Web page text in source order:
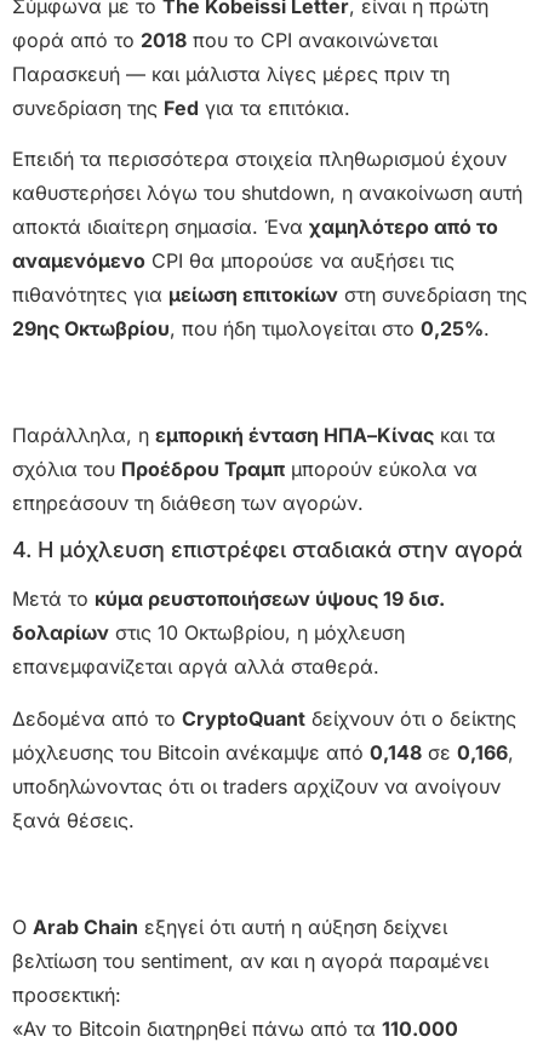
Σύμφωνα με το The Kobeissi Letter, είναι η πρώτη
φορά από το 2018 που το CPI ανακοινώνεται
Παρασκευή — και μάλιστα λίγες μέρες πριν τη
συνεδρίαση της Fed για τα επιτόκια.
Επειδή τα περισσότερα στοιχεία πληθωρισμού έχουν
καθυστερήσει λόγω του shutdown, η ανακοίνωση αυτή
αποκτά ιδιαίτερη σημασία. Ένα χαμηλότερο από το
αναμενόμενο CPI θα μπορούσε να αυξήσει τις
πιθανότητες για μείωση επιτοκίων στη συνεδρίαση της
29ης Οκτωβρίου, που ήδη τιμολογείται στο 0,25%.
Παράλληλα, η εμπορική ένταση ΗΠΑ–Κίνας και τα
σχόλια του Προέδρου Τραμπ μπορούν εύκολα να
επηρεάσουν τη διάθεση των αγορών.
4. Η μόχλευση επιστρέφει σταδιακά στην αγορά
Μετά το κύμα ρευστοποιήσεων ύψους 19 δισ.
δολαρίων στις 10 Οκτωβρίου, η μόχλευση
επανεμφανίζεται αργά αλλά σταθερά.
Δεδομένα από το CryptoQuant δείχνουν ότι ο δείκτης
μόχλευσης του Bitcoin ανέκαμψε από 0,148 σε 0,166,
υποδηλώνοντας ότι οι traders αρχίζουν να ανοίγουν
ξανά θέσεις.
Ο Arab Chain εξηγεί ότι αυτή η αύξηση δείχνει
βελτίωση του sentiment, αν και η αγορά παραμένει
προσεκτική:
«Αν το Bitcoin διατηρηθεί πάνω από τα 110.000